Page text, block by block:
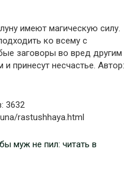
имеют магическую силу.
ко всему с
заговоры во вред другим
принесут несчастье. Автор:
3632
rastushhaya.html
муж не пил: читать в